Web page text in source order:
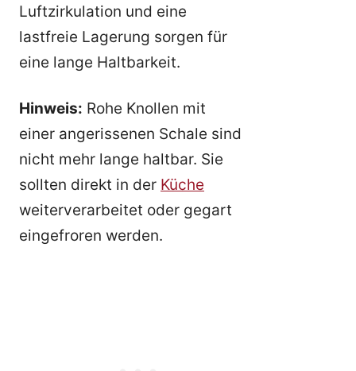
Luftzirkulation und eine
lastfreie Lagerung sorgen für
eine lange Haltbarkeit.
Hinweis: Rohe Knollen mit
einer angerissenen Schale sind
nicht mehr lange haltbar. Sie
sollten direkt in der Küche
weiterverarbeitet oder gegart
eingefroren werden.